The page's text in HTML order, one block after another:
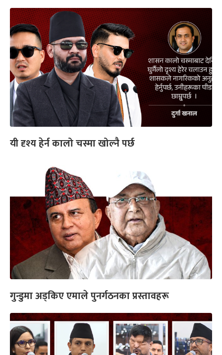
यी दृश्य हेर्न कालो चस्मा खोल्नै पर्छ
गुन्डुमा अड्किए एमाले पुनर्गठनका प्रस्तावहरू